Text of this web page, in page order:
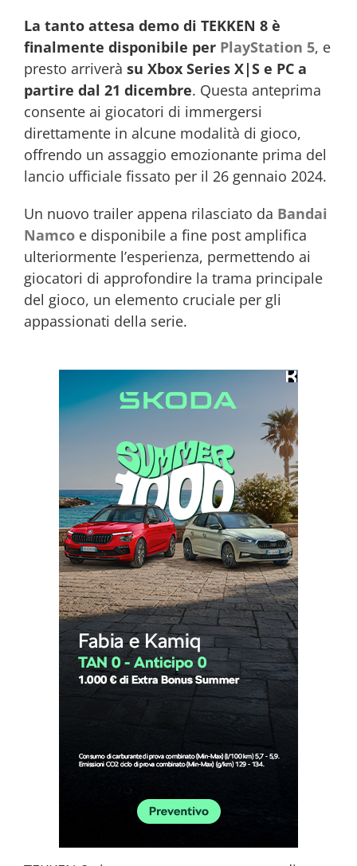
La tanto attesa demo di TEKKEN 8 è
finalmente disponibile per PlayStation 5, e
presto arriverà su Xbox Series X|S e PC a
partire dal 21 dicembre. Questa anteprima
consente ai giocatori di immergersi
direttamente in alcune modalità di gioco,
offrendo un assaggio emozionante prima del
lancio ufficiale fissato per il 26 gennaio 2024.
Un nuovo trailer appena rilasciato da Bandai
Namco e disponibile a fine post amplifica
ulteriormente l’esperienza, permettendo ai
giocatori di approfondire la trama principale
del gioco, un elemento cruciale per gli
appassionati della serie.